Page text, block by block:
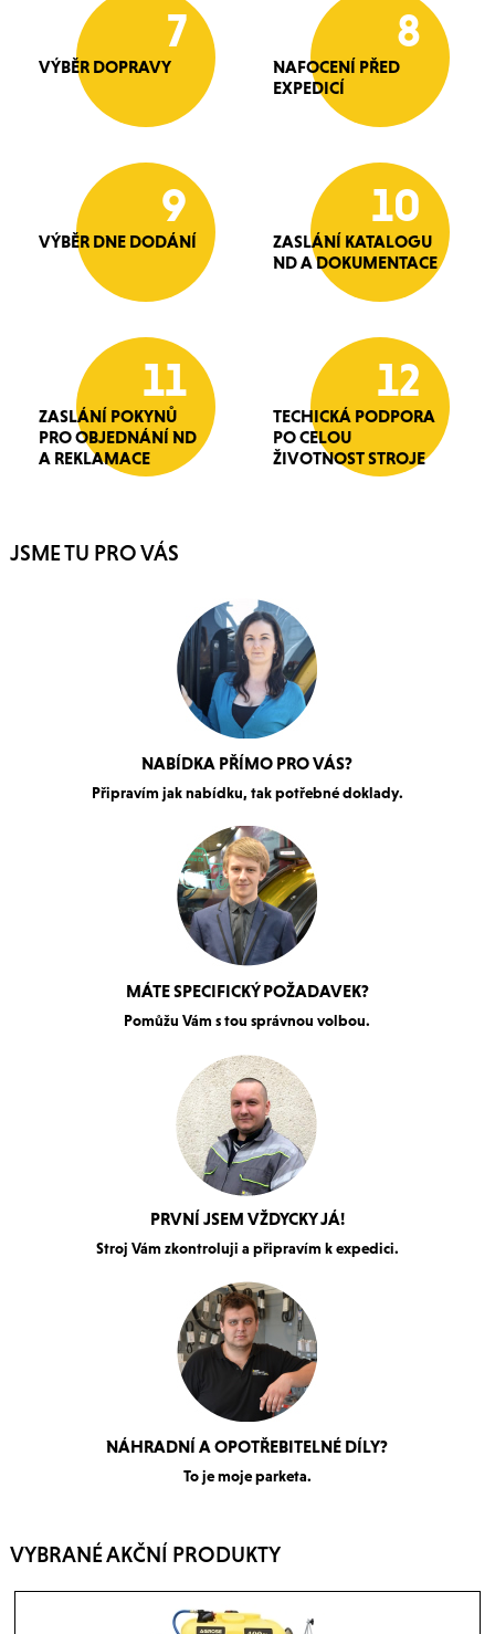
7
VÝBĚR DOPRAVY
8
NAFOCENÍ PŘED
EXPEDICÍ
9
VÝBĚR DNE DODÁNÍ
10
ZASLÁNÍ KATALOGU
ND A DOKUMENTACE
11
ZASLÁNÍ POKYNŮ
PRO OBJEDNÁNÍ ND
A REKLAMACE
12
TECHICKÁ PODPORA
PO CELOU
ŽIVOTNOST STROJE
JSME TU PRO VÁS
NABÍDKA PŘÍMO PRO VÁS?
Připravím jak nabídku, tak potřebné doklady.
MÁTE SPECIFICKÝ POŽADAVEK?
Pomůžu Vám s tou správnou volbou.
PRVNÍ JSEM VŽDYCKY JÁ!
Stroj Vám zkontroluji a připravím k expedici.
NÁHRADNÍ A OPOTŘEBITELNÉ DÍLY?
To je moje parketa.
VYBRANÉ AKČNÍ PRODUKTY